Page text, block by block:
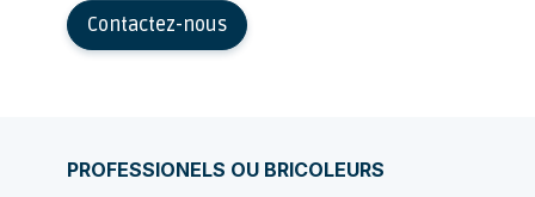
Contactez-nous
PROFESSIONELS OU BRICOLEURS